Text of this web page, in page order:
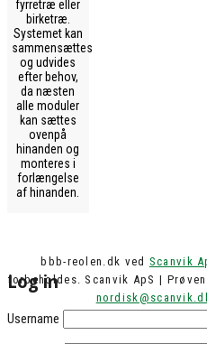
fyrretræ eller
birketræ.
Systemet kan
sammensættes
og udvides
efter behov,
da næsten
alle moduler
kan sættes
ovenpå
hinanden og
monteres i
forlængelse
af hinanden.
bbb-reolen.dk ved Scanvik
forbeholdes. Scanvik ApS |
Log in
Username